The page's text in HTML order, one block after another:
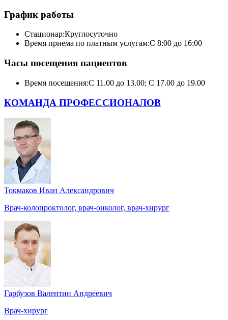
График работы
Стационар:Круглосуточно
Время приема по платным услугам:С 8:00 до 16:00
Часы посещения пациентов
Время посещения:С 11.00 до 13.00; С 17.00 до 19.00
КОМАНДА ПРОФЕССИОНАЛОВ
Токмаков Иван Александрович
Врач-колопроктолог, врач-онколог, врач-хирург
Гарбузов Валентин Андреевич
Врач-хирург